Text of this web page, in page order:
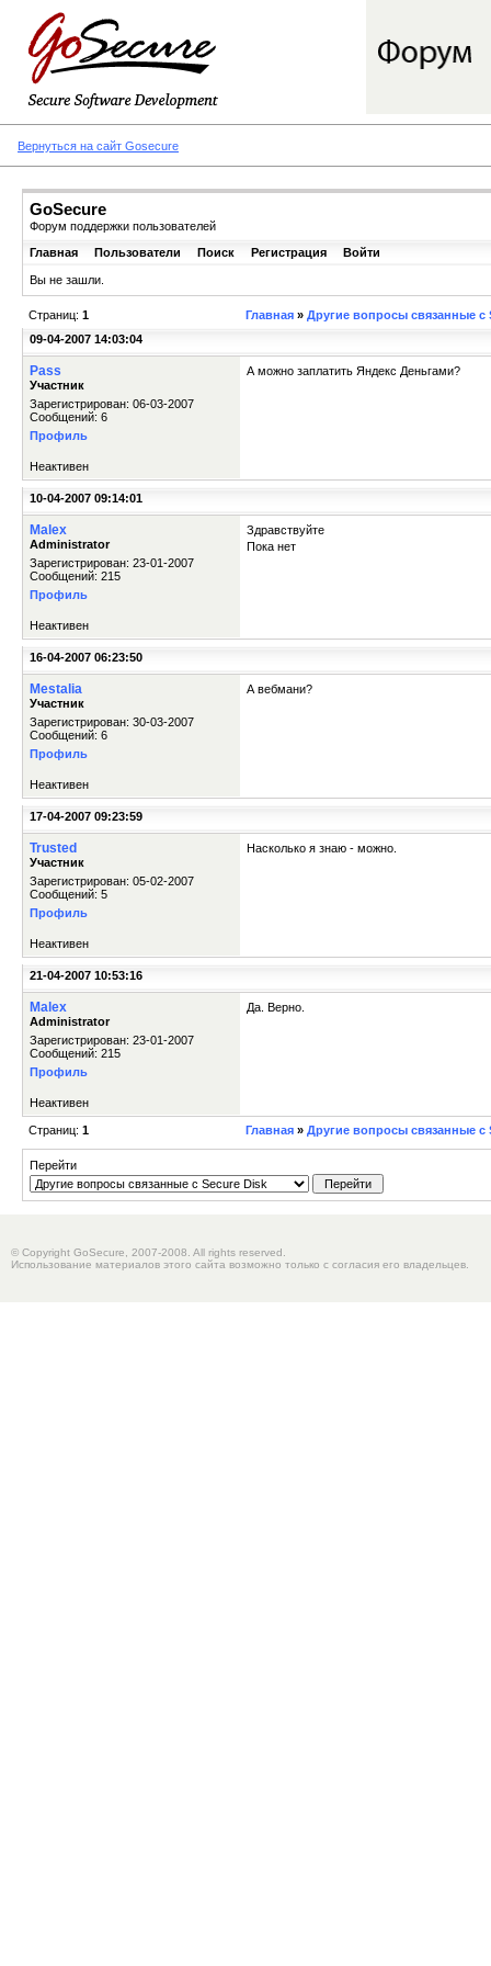
Вернуться на сайт Gosecure
GoSecure
Форум поддержки пользователей
Главная
Пользователи Поиск Регистрация Войти
Вы не зашли.
Страниц: 1 Главная » Другие вопросы связанные с
09-04-2007 14:03:04
Pass
Участник
Зарегистрирован: 06-03-2007
Сообщений: 6
Профиль
А можно заплатить Яндекс Деньгами?
Неактивен
10-04-2007 09:14:01
Malex
Administrator
Зарегистрирован: 23-01-2007
Сообщений: 215
Профиль
Здравствуйте
Пока нет
Неактивен
16-04-2007 06:23:50
Mestalia
Участник
Зарегистрирован: 30-03-2007
Сообщений: 6
Профиль
А вебмани?
Неактивен
17-04-2007 09:23:59
Trusted
Участник
Зарегистрирован: 05-02-2007
Сообщений: 5
Профиль
Насколько я знаю - можно.
Неактивен
21-04-2007 10:53:16
Malex
Administrator
Зарегистрирован: 23-01-2007
Сообщений: 215
Профиль
Да. Верно.
Неактивен
Страниц: 1 Главная » Другие вопросы связанные с
Перейти
© Copyright GoSecure, 2007-2008. All rights reserved.
Использование материалов этого сайта возможно только с согласия его владельцев.